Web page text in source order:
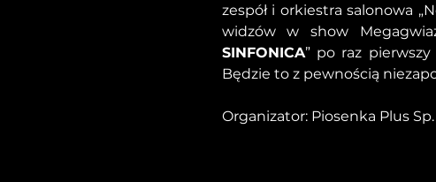
zespół i orkiestra salonowa
widzów w show
SINFONICA” po raz
Będzie to z pewnością
Organizator: Piosenka Plus Sp.